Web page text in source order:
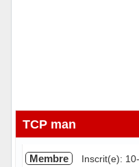
TCP man
Membre Inscrit(e):